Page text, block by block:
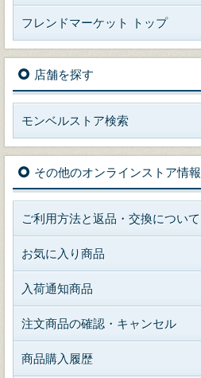
フレンドマーケット トップ
店舗を探す
モンベルストア検索
その他のオンラインストア情報
ご利用方法と返品・交換について
お気に入り商品
入荷通知商品
注文商品の確認・キャンセル
商品購入履歴